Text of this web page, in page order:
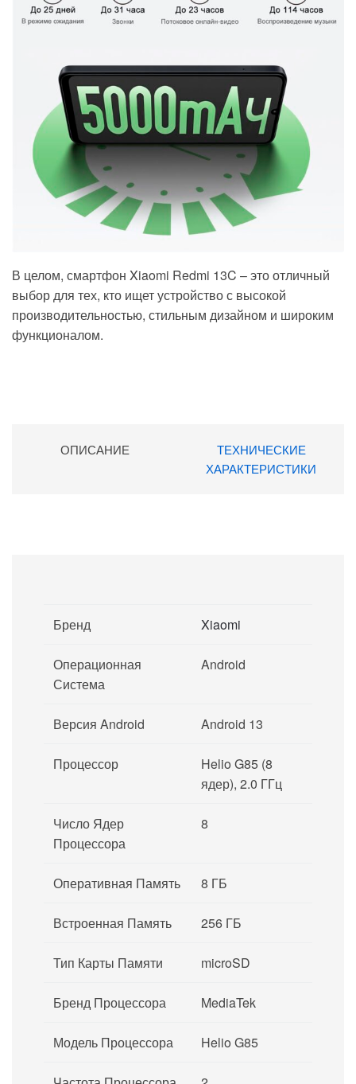
В целом, смартфон Xiaomi Redmi 13C – это отличный
выбор для тех, кто ищет устройство с высокой
производительностью, стильным дизайном и широким
функционалом.
ОПИСАНИЕ
ТЕХНИЧЕСКИЕ
ХАРАКТЕРИСТИКИ
Бренд Xiaomi
Операционная
Система
Android
Версия Android Android 13
Процессор
Helio G85 (8
ядер), 2.0 ГГц
Число Ядер
Процессора
8
Оперативная Память 8 ГБ
Встроенная Память 256 ГБ
Тип Карты Памяти microSD
Бренд Процессора MediaTek
Модель Процессора Helio G85